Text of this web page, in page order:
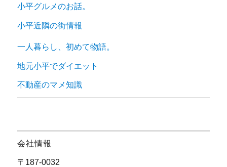
小平グルメのお話。
小平近隣の街情報
一人暮らし、初めて物語。
地元小平でダイエット
不動産のマメ知識
会社情報
〒187-0032